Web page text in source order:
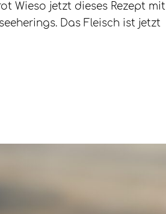
Wieso jetzt dieses Rezept mit
Das Fleisch ist jetzt